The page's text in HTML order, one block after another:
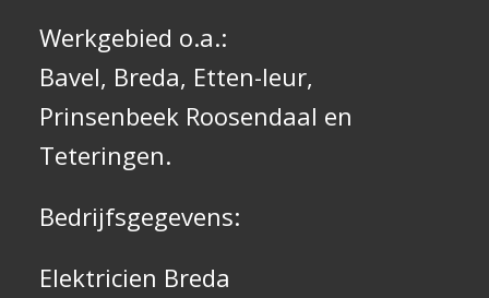
Werkgebied o.a.:
Bavel, Breda, Etten-leur,
Prinsenbeek Roosendaal en
Teteringen.
Bedrijfsgegevens:
Elektricien Breda